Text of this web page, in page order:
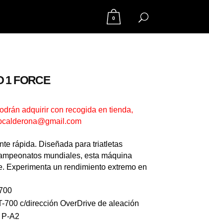
0
1 FORCE
adquirir con recogida en tienda,
rápida. Diseñada para triatletas
mundiales, esta máquina
Experimenta un rendimiento extremo en
700 c/dirección OverDrive de aleación
A2